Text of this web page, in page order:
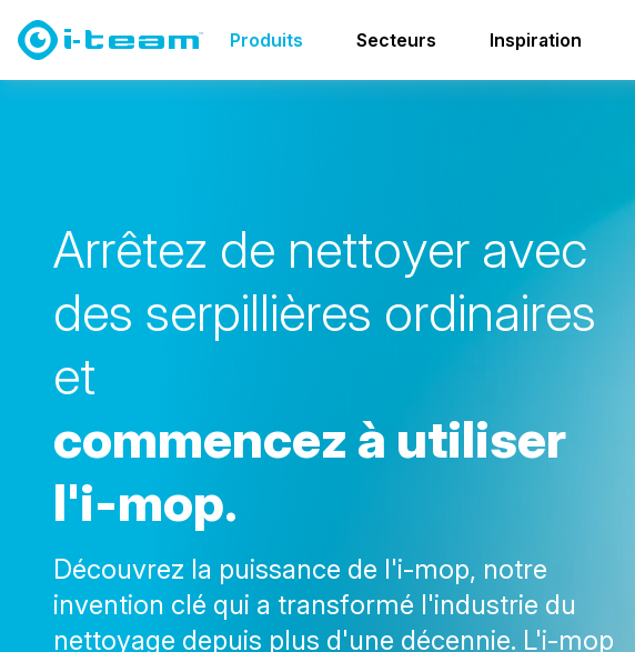
Produits Secteurs Inspiration
Autolaveuses
Arrêtez de nettoyer avec
des serpillières ordinaires
et
commencez à utiliser
l'i-mop.
Découvrez la puissance de l'i-mop, notre
invention clé qui a transformé l'industrie du
nettoyage depuis plus d'une décennie. L'i-mop